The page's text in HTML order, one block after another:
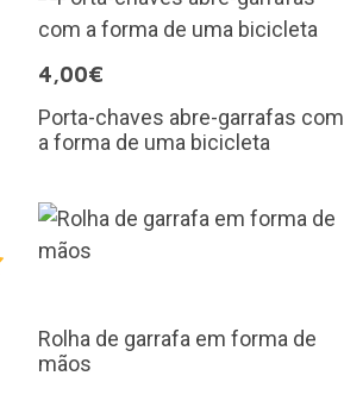
4,00€
Porta-chaves abre-garrafas com
a forma de uma bicicleta
Rolha de garrafa em forma de
mãos